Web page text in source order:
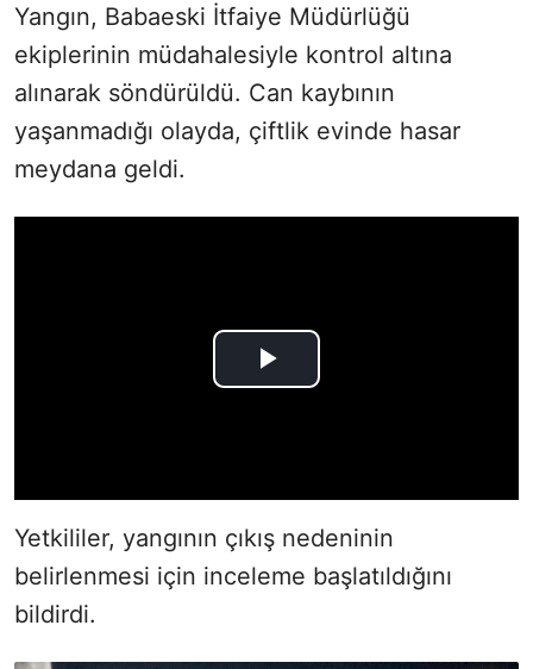
Yangın, Babaeski İtfaiye Müdürlüğü
ekiplerinin müdahalesiyle kontrol altına
alınarak söndürüldü. Can kaybının
yaşanmadığı olayda, çiftlik evinde hasar
meydana geldi.
Yetkililer, yangının çıkış nedeninin
belirlenmesi için inceleme başlatıldığını
bildirdi.